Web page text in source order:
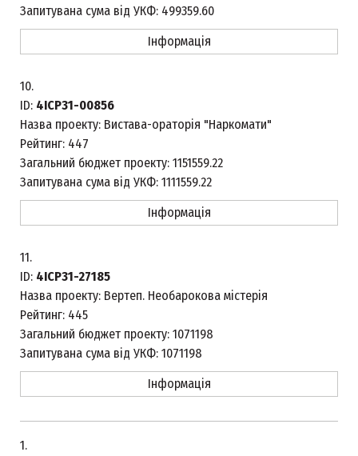
Запитувана сума від УКФ: 499359.60
Інформація
10.
ID: 4ICP31-00856
Назва проекту: Вистава-ораторія "Наркомати"
Рейтинг: 447
Загальний бюджет проекту: 1151559.22
Запитувана сума від УКФ: 1111559.22
Інформація
11.
ID: 4ICP31-27185
Назва проекту: Вертеп. Необарокова містерія
Рейтинг: 445
Загальний бюджет проекту: 1071198
Запитувана сума від УКФ: 1071198
Інформація
1.